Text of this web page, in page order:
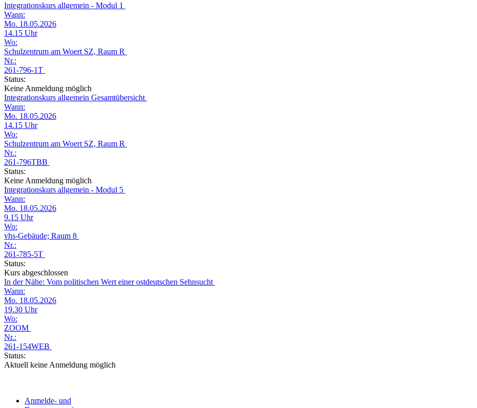
Integrationskurs allgemein - Modul 1
Wann:
Mo. 18.05.2026
14.15 Uhr
Wo:
Schulzentrum am Woert SZ, Raum R
Nr.:
261-796-1T
Status:
Keine Anmeldung möglich
Integrationskurs allgemein Gesamtübersicht
Wann:
Mo. 18.05.2026
14.15 Uhr
Wo:
Schulzentrum am Woert SZ, Raum R
Nr.:
261-796TBB
Status:
Keine Anmeldung möglich
Integrationskurs allgemein - Modul 5
Wann:
Mo. 18.05.2026
9.15 Uhr
Wo:
vhs-Gebäude; Raum 8
Nr.:
261-785-5T
Status:
Kurs abgeschlossen
In der Nähe: Vom politischen Wert einer ostdeutschen Sehnsucht
Wann:
Mo. 18.05.2026
19.30 Uhr
Wo:
ZOOM
Nr.:
261-154WEB
Status:
Aktuell keine Anmeldung möglich
Anmelde- und